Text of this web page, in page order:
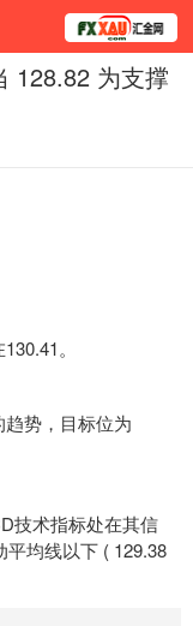
货币
学院
128.82 为支撑
。
势，目标位为
技术指标处在其信
均线以下 ( 129.38